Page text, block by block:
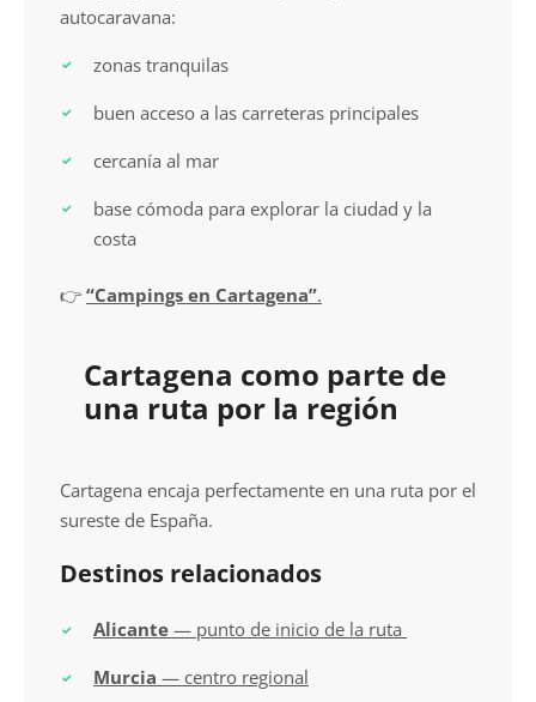
autocaravana:
zonas tranquilas
buen acceso a las carreteras principales
cercanía al mar
base cómoda para explorar la ciudad y la
costa
👉 “Campings en Cartagena”.
Cartagena como parte de
una ruta por la región
Cartagena encaja perfectamente en una ruta por el
sureste de España.
Destinos relacionados
Alicante — punto de inicio de la ruta
Murcia — centro regional